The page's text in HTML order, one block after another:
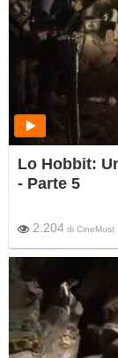
Lo Hobbit:
- Parte 5
2.204 di CineMust